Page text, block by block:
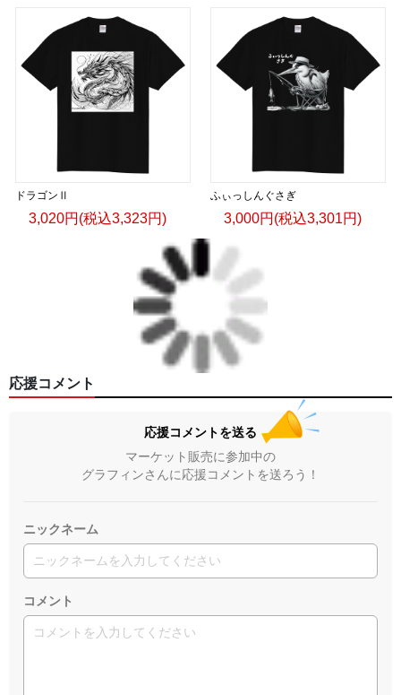
ドラゴンⅡ
3,020円(税込3,323円)
ふぃっしんぐさぎ
3,000円(税込3,301円)
応援コメント
応援コメントを送る
マーケット販売に参加中の
グラフィンさんに応援コメントを送ろう！
ニックネーム
コメント